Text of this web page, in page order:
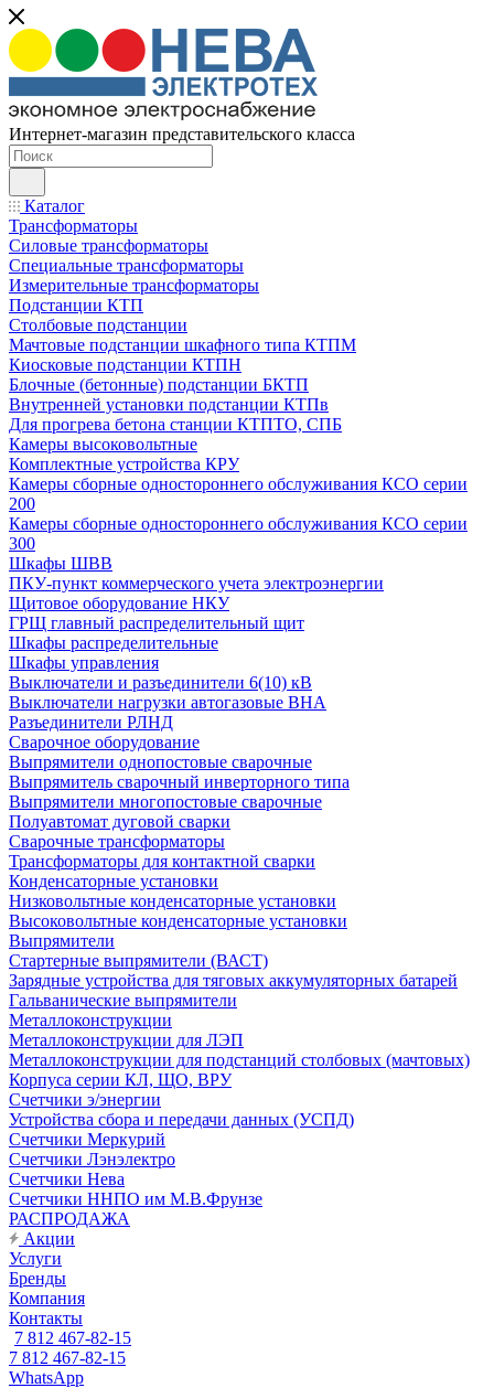
Интернет-магазин представительского класса
Каталог
Трансформаторы
Силовые трансформаторы
Специальные трансформаторы
Измерительные трансформаторы
Подстанции КТП
Столбовые подстанции
Мачтовые подстанции шкафного типа КТПМ
Киосковые подстанции КТПН
Блочные (бетонные) подстанции БКТП
Внутренней установки подстанции КТПв
Для прогрева бетона станции КТПТО, СПБ
Камеры высоковольтные
Комплектные устройства КРУ
Камеры сборные одностороннего обслуживания КСО серии
200
Камеры сборные одностороннего обслуживания КСО серии
300
Шкафы ШВВ
ПКУ-пункт коммерческого учета электроэнергии
Щитовое оборудование НКУ
ГРЩ главный распределительный щит
Шкафы распределительные
Шкафы управления
Выключатели и разъединители 6(10) кВ
Выключатели нагрузки автогазовые ВНА
Разъединители РЛНД
Сварочное оборудование
Выпрямители однопостовые сварочные
Выпрямитель сварочный инверторного типа
Выпрямители многопостовые сварочные
Полуавтомат дуговой сварки
Сварочные трансформаторы
Трансформаторы для контактной сварки
Конденсаторные установки
Низковольтные конденсаторные установки
Высоковольтные конденсаторные установки
Выпрямители
Стартерные выпрямители (ВАСТ)
Зарядные устройства для тяговых аккумуляторных батарей
Гальванические выпрямители
Металлоконструкции
Металлоконструкции для ЛЭП
Металлоконструкции для подстанций столбовых (мачтовых)
Корпуса серии КЛ, ЩО, ВРУ
Счетчики э/энергии
Устройства сбора и передачи данных (УСПД)
Счетчики Меркурий
Счетчики Лэнэлектро
Счетчики Нева
Счетчики ННПО им М.В.Фрунзе
РАСПРОДАЖА
Акции
Услуги
Бренды
Компания
Контакты
7 812 467-82-15
7 812 467-82-15
WhatsApp